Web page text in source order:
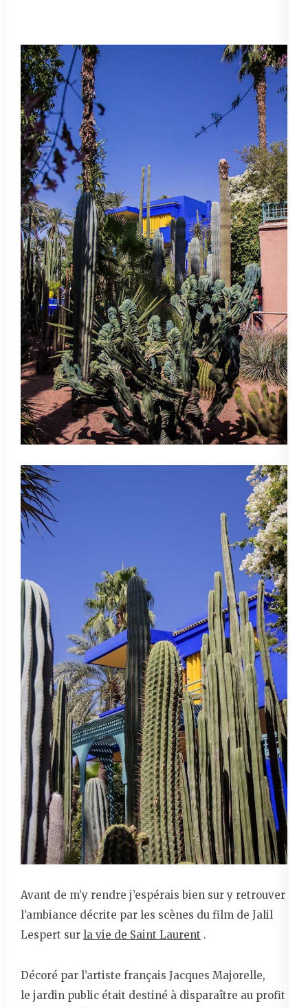
Avant de m’y rendre j’espérais bien sur y retrouver
l’ambiance décrite par les scènes du film de Jalil
Lespert sur la vie de Saint Laurent .
Décoré par l’artiste français Jacques Majorelle,
le jardin public était destiné à disparaître au profit